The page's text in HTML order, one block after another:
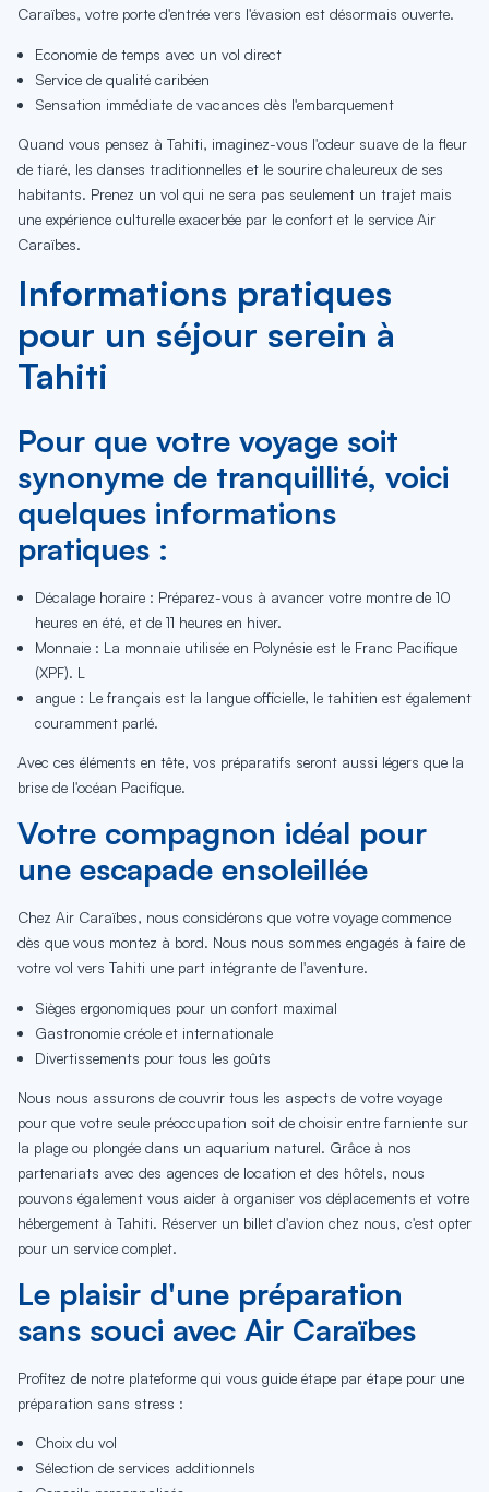
Caraïbes, votre porte d'entrée vers l'évasion est désormais ouverte.
Economie de temps avec un vol direct
Service de qualité caribéen
Sensation immédiate de vacances dès l'embarquement
Quand vous pensez à Tahiti, imaginez-vous l'odeur suave de la fleur
de tiaré, les danses traditionnelles et le sourire chaleureux de ses
habitants. Prenez un vol qui ne sera pas seulement un trajet mais
une expérience culturelle exacerbée par le confort et le service Air
Caraïbes.
Informations pratiques
pour un séjour serein à
Tahiti
Pour que votre voyage soit
synonyme de tranquillité, voici
quelques informations
pratiques :
Décalage horaire : Préparez-vous à avancer votre montre de 10
heures en été, et de 11 heures en hiver.
Monnaie : La monnaie utilisée en Polynésie est le Franc Pacifique
(XPF). L
angue : Le français est la langue officielle, le tahitien est également
couramment parlé.
Avec ces éléments en tête, vos préparatifs seront aussi légers que la
brise de l'océan Pacifique.
Votre compagnon idéal pour
une escapade ensoleillée
Chez Air Caraïbes, nous considérons que votre voyage commence
dès que vous montez à bord. Nous nous sommes engagés à faire de
votre vol vers Tahiti une part intégrante de l'aventure.
Sièges ergonomiques pour un confort maximal
Gastronomie créole et internationale
Divertissements pour tous les goûts
Nous nous assurons de couvrir tous les aspects de votre voyage
pour que votre seule préoccupation soit de choisir entre farniente sur
la plage ou plongée dans un aquarium naturel. Grâce à nos
partenariats avec des agences de location et des hôtels, nous
pouvons également vous aider à organiser vos déplacements et votre
hébergement à Tahiti. Réserver un billet d'avion chez nous, c'est opter
pour un service complet.
Le plaisir d'une préparation
sans souci avec Air Caraïbes
Profitez de notre plateforme qui vous guide étape par étape pour une
préparation sans stress :
Choix du vol
Sélection de services additionnels